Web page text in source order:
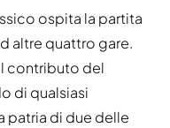
ospita la partita
altre quattro gare.
contributo del
di qualsiasi
patria di due delle